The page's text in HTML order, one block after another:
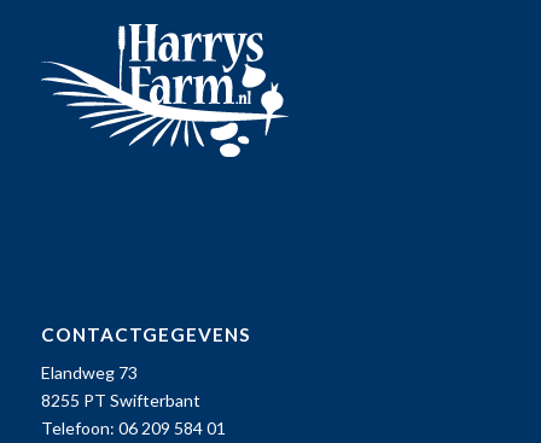
CONTACTGEGEVENS
Elandweg 73
8255 PT Swifterbant
Telefoon: 06 209 584 01